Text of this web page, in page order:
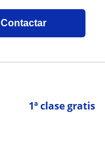
Contactar
1ª clase gratis